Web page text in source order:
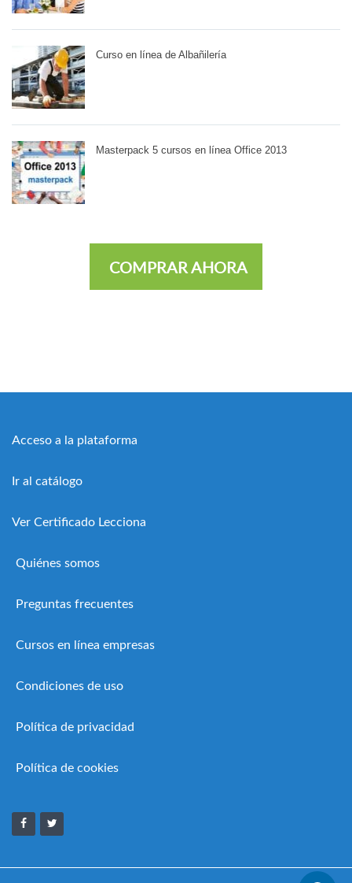
Curso en línea de Albañilería
Masterpack 5 cursos en línea Office 2013
COMPRAR AHORA
Acceso a la plataforma
Ir al catálogo
Ver Certificado Lecciona
Quiénes somos
Preguntas frecuentes
Cursos en línea empresas
Condiciones de uso
Política de privacidad
Política de cookies